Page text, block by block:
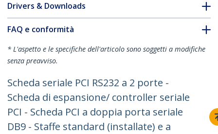
Drivers & Downloads
FAQ e conformità
* L'aspetto e le specifiche dell'articolo sono soggetti a modifiche
senza preavviso.
Scheda seriale PCI RS232 a 2 porte -
Scheda di espansione/ controller seriale
PCI - Scheda PCI a doppia porta seriale
DB9 - Staffe standard (installate) e a